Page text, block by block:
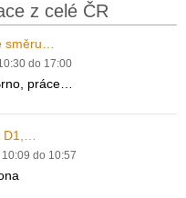
z celé ČR
směru…
do 17:00
práce…
10:09 do 10:57